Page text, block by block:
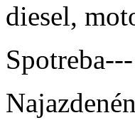
diesel,
Spotreba---
Najazdené